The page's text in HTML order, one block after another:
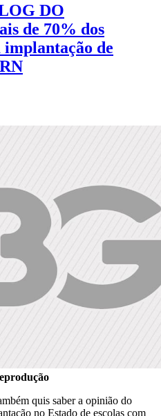
DO
de 70% dos
de
quis saber a opinião do
no Estado de escolas com